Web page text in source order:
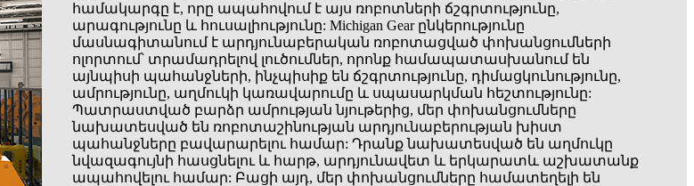
համակարգը է, որը ապահովում է այս ռոբոտների ճշգրտությունը,
արագությունը և հուսալիությունը: Michigan Gear ընկերությունը
մասնագիտանում է արդյունաբերական ռոբոտացված փոխանցումների
ոլորտում՝ տրամադրելով լուծումներ, որոնք համապատասխանում են
այնպիսի պահանջների, ինչպիսիք են ճշգրտությունը, դիմացկունությունը,
ամրությունը, աղմուկի կառավարումը և սպասարկման հեշտությունը:
Պատրաստված բարձր ամրության նյութերից, մեր փոխանցումները
նախատեսված են ռոբոտաշինության արդյունաբերության խիստ
պահանջները բավարարելու համար: Դրանք նախատեսված են աղմուկը
նվազագույնի հասցնելու և հարթ, արդյունավետ և երկարատև աշխատանք
ապահովելու համար: Բացի այդ, մեր փոխանցումները համատեղելի են